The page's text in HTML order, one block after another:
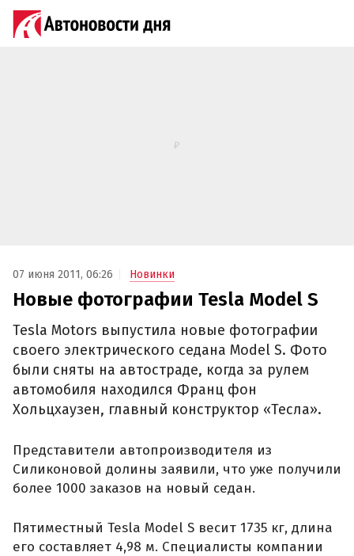
07 июня 2011, 06:26 Новинки
Новые фотографии Tesla Model S
Tesla Motors выпустила новые фотографии
своего электрического седана Model S. Фото
были сняты на автостраде, когда за рулем
автомобиля находился Франц фон
Хольцхаузен, главный конструктор «Тесла».
Представители автопроизводителя из
Силиконовой долины заявили, что уже получили
более 1000 заказов на новый седан.
Пятиместный Tesla Model S весит 1735 кг, длина
его составляет 4,98 м. Специалисты компании